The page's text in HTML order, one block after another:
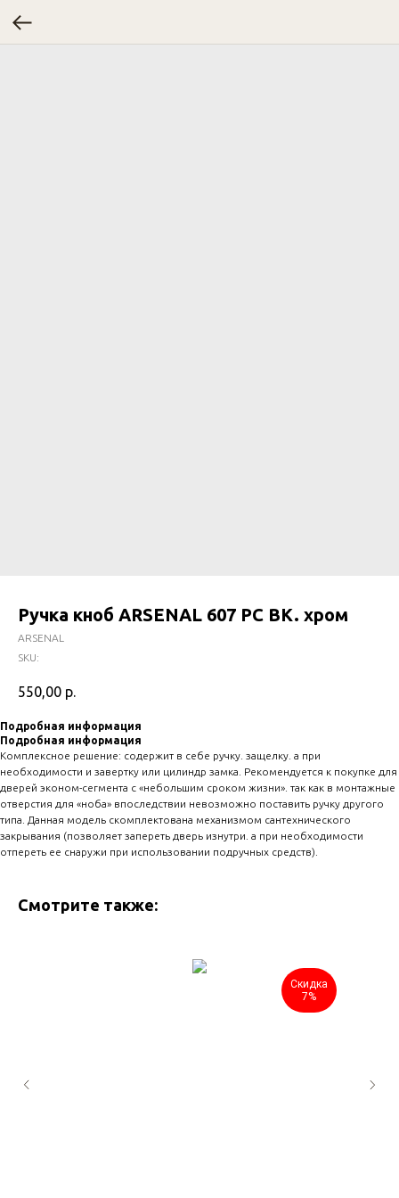
Ручка кноб ARSENAL 607 PC BK. хром
ARSENAL
SKU:
550,00 р.
Подробная информация
Подробная информация
Комплексное решение: содержит в себе ручку. защелку. а при
необходимости и завертку или цилиндр замка. Рекомендуется к покупке для
дверей эконом-сегмента с «небольшим сроком жизни». так как в монтажные
отверстия для «ноба» впоследствии невозможно поставить ручку другого
типа. Данная модель скомплектована механизмом сантехнического
закрывания (позволяет запереть дверь изнутри. а при необходимости
отпереть ее снаружи при использовании подручных средств).
Смотрите также:
Скидка
7%